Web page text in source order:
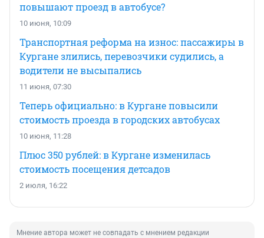
повышают проезд в автобусе?
10 июня, 10:09
Транспортная реформа на износ: пассажиры в
Кургане злились, перевозчики судились, а
водители не высыпались
11 июня, 07:30
Теперь официально: в Кургане повысили
стоимость проезда в городских автобусах
10 июня, 11:28
Плюс 350 рублей: в Кургане изменилась
стоимость посещения детсадов
2 июля, 16:22
Мнение автора может не совпадать с мнением редакции